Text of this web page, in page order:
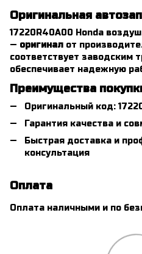
Оригинальная
17220R40A00 Honda
— оригинал от
соответствует заводским
обеспечивает надежную
Преимущества
Оригинальный код:
Гарантия качества и
Быстрая доставка и
консультация
Оплата
Оплата наличными и по